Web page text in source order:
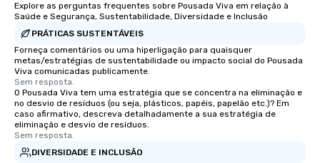
Explore as perguntas frequentes sobre Pousada Viva em relação à
Saúde e Segurança, Sustentabilidade, Diversidade e Inclusão
PRÁTICAS SUSTENTÁVEIS
Forneça comentários ou uma hiperligação para quaisquer
metas/estratégias de sustentabilidade ou impacto social do Pousada
Viva comunicadas publicamente.
Sem resposta.
O Pousada Viva tem uma estratégia que se concentra na eliminação e
no desvio de resíduos (ou seja, plásticos, papéis, papelão etc.)? Em
caso afirmativo, descreva detalhadamente a sua estratégia de
eliminação e desvio de resíduos.
Sem resposta.
DIVERSIDADE E INCLUSÃO